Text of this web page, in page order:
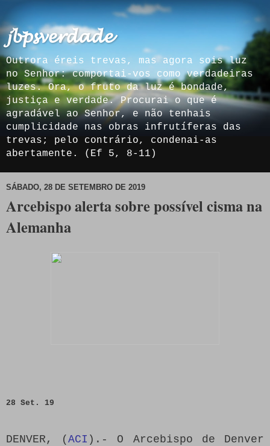
𝓳𝓫𝓹𝓼𝓿𝓮𝓻𝓭𝓪𝓭𝓮
Outrora éreis trevas, mas agora sois luz
no Senhor: comportai-vos como verdadeiras
luzes. Ora, o fruto da luz é bondade,
justiça e verdade. Procurai o que é
agradável ao Senhor, e não tenhais
cumplicidade nas obras infrutíferas das
trevas; pelo contrário, condenai-as
abertamente. (Ef 5, 8-11)
SÁBADO, 28 DE SETEMBRO DE 2019
Arcebispo alerta sobre possível cisma na
Alemanha
28 Set. 19
DENVER, (ACI ).- O Arcebispo de Denver